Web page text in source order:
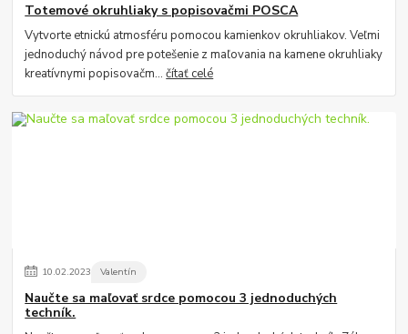
Totemové okruhliaky s popisovačmi POSCA
Vytvorte etnickú atmosféru pomocou kamienkov okruhliakov. Veľmi
jednoduchý návod pre potešenie z maľovania na kamene okruhliaky
kreatívnymi popisovačm...čítať celé
10.02.2023 Valentín
Naučte sa maľovať srdce pomocou 3 jednoduchých
techník.